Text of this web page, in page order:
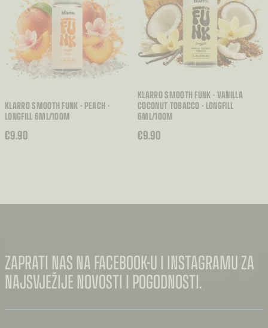
KLARRO SMOOTH FUNK - PEACH -
LONGFILL 6ML/100M
€9.90
KLARRO SMOOTH FUNK - VANILLA
COCONUT TOBACCO - LONGFILL
6ML/100M
€9.90
ZAPRATI NAS NA FACEBOOK-U I INSTAGRAMU ZA
NAJSVJEŽIJE NOVOSTI I POGODNOSTI.